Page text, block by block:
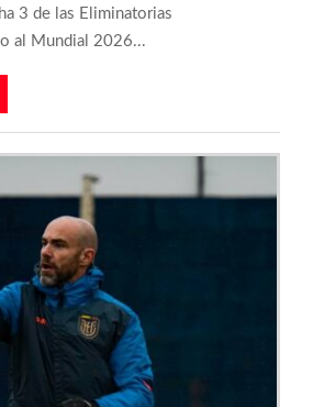
3 de las Eliminatorias
al Mundial 2026...